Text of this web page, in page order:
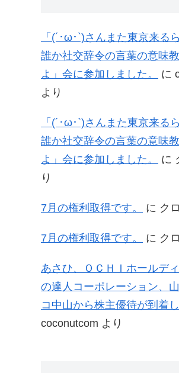
「(´･ω･`)さんまた東京来る
誰か社交辞令の言葉の意味
よ」会に参加しました。
に
より
「(´･ω･`)さんまた東京来る
誰か社交辞令の言葉の意味
よ」会に参加しました。
に
り
7月の権利取得です。 に ク
7月の権利取得です。 に ク
あさひ、ＯＣＨＩホールデ
の達人コーポレーション、
コ中山から株主優待が到着し
coconutcom より